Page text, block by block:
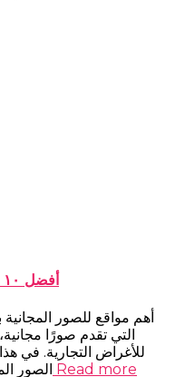
أفضل ١٠ مواقع للصور المجانية برخصة تجارية
أهم مواقع للصور
التي تقدم صورًا
للأغراض التجارية. في
الصور Read more